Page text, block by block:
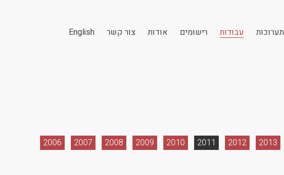
תערוכות עבודות רישומים אודות צור קשר English
2013
2012
2011
2010
2009
2008
2007
2006